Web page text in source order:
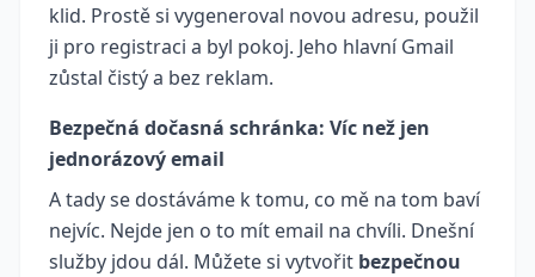
klid. Prostě si vygeneroval novou adresu, použil
ji pro registraci a byl pokoj. Jeho hlavní Gmail
zůstal čistý a bez reklam.
Bezpečná dočasná schránka: Víc než jen
jednorázový email
A tady se dostáváme k tomu, co mě na tom baví
nejvíc. Nejde jen o to mít email na chvíli. Dnešní
služby jdou dál. Můžete si vytvořit bezpečnou